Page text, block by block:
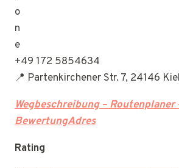
+49 172 5854634
📍 Partenkirchener Str. 7, 24146 Kiel
Wegbeschreibung – Routenplaner
BewertungAdres
Rating